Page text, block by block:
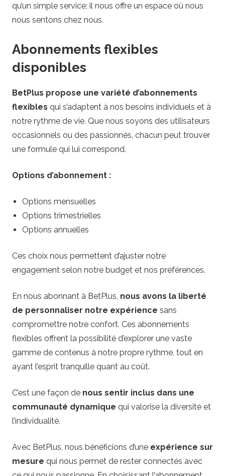
qu’un simple service; il nous offre un espace où nous
nous sentons chez nous.
Abonnements flexibles
disponibles
BetPlus propose une variété d’abonnements
flexibles qui s’adaptent à nos besoins individuels et à
notre rythme de vie. Que nous soyons des utilisateurs
occasionnels ou des passionnés, chacun peut trouver
une formule qui lui correspond.
Options d’abonnement :
Options mensuelles
Options trimestrielles
Options annuelles
Ces choix nous permettent d’ajuster notre
engagement selon notre budget et nos préférences.
En nous abonnant à BetPlus, nous avons la liberté
de personnaliser notre expérience sans
compromettre notre confort. Ces abonnements
flexibles offrent la possibilité d’explorer une vaste
gamme de contenus à notre propre rythme, tout en
ayant l’esprit tranquille quant au coût.
C’est une façon de nous sentir inclus dans une
communauté dynamique qui valorise la diversité et
l’individualité.
Avec BetPlus, nous bénéficions d’une expérience sur
mesure qui nous permet de rester connectés avec